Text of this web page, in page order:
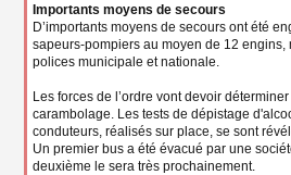
Importants moyens de secours
D’importants moyens de secours ont été
sapeurs-pompiers au moyen de 12 engins,
polices municipale et nationale.
Les forces de l’ordre vont devoir
carambolage. Les tests de dépistage
conduteurs, réalisés sur place, se sont
Un premier bus a été évacué par une
deuxième le sera très prochainement.